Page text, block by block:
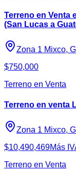
Terreno en Venta
(San Lucas a
Zona 1 Mixco,
$750,000
Terreno en Venta
Terreno en venta
Zona 1 Mixco,
$10,490,469Más
Terreno en Venta